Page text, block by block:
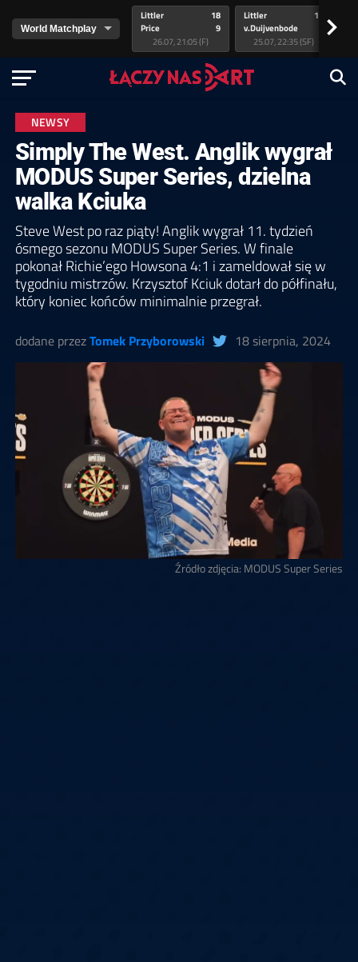
Littler
Price
18
9
26.07, 21:05 (F)
Littler
v.Duijvenbode
17
25.07, 22:35 (SF)
>
NEWSY
Simply The West. Anglik wygrał
MODUS Super Series, dzielna
walka Kciuka
Steve West po raz piąty! Anglik wygrał 11. tydzień
ósmego sezonu MODUS Super Series. W finale
pokonał Richie’ego Howsona 4:1 i zameldował się w
tygodniu mistrzów. Krzysztof Kciuk dotarł do półfinału,
który koniec końców minimalnie przegrał.
dodane przezTomek Przyborowski 18 sierpnia, 2024
Źródło zdjęcia: MODUS Super Series